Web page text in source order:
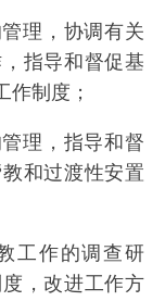
理，协调有关
指导和督促基
作制度；
理，指导和督
和过渡性安置
工作的调查研
，改进工作方